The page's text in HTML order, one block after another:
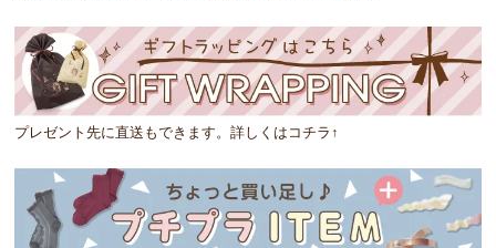
プレゼント先に直送もできます。詳しくはコチラ↑